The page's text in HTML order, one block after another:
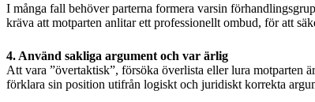
I många fall behöver parterna formera varsin
kräva att motparten anlitar ett professionellt ombud, för att
4. Använd sakliga argument och var ärlig
Att vara ”övertaktisk”, försöka överlista eller lura motparten
förklara sin position utifrån logiskt och juridiskt korrekta